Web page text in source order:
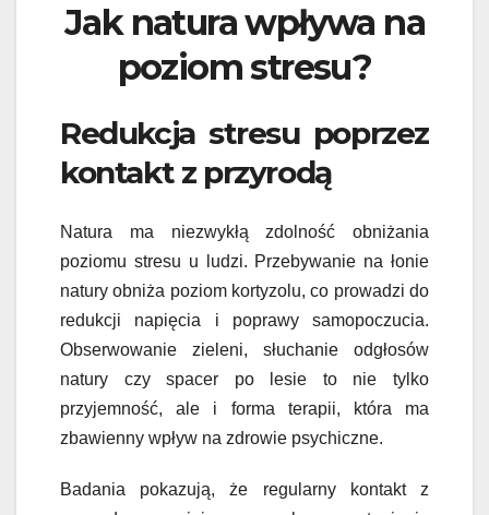
Jak natura wpływa na
poziom stresu?
Redukcja stresu poprzez
kontakt z przyrodą
Natura ma niezwykłą zdolność obniżania
poziomu stresu u ludzi. Przebywanie na łonie
natury obniża poziom kortyzolu, co prowadzi do
redukcji napięcia i poprawy samopoczucia.
Obserwowanie zieleni, słuchanie odgłosów
natury czy spacer po lesie to nie tylko
przyjemność, ale i forma terapii, która ma
zbawienny wpływ na zdrowie psychiczne.
Badania pokazują, że regularny kontakt z